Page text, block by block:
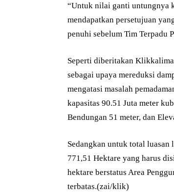
“Untuk nilai ganti untungnya
mendapatkan persetujuan
penuhi sebelum Tim Terpadu
Seperti diberitakan
sebagai upaya mereduksi
mengatasi masalah
kapasitas 90.51 Juta meter
Bendungan 51 meter, dan
Sedangkan untuk total luasan
771,51 Hektare yang harus
hektare berstatus Area
terbatas.(zai/klik)